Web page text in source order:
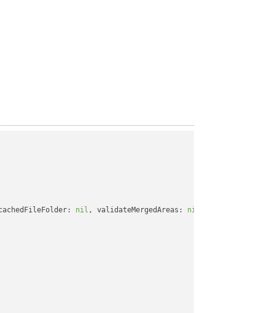
nil , validateMergedAreas: nil